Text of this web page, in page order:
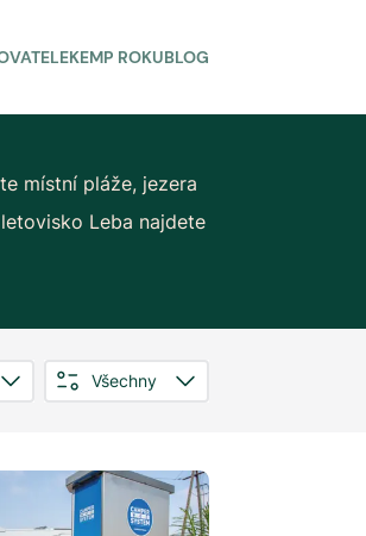
KEMP ROKUBLOG
místní pláže, jezera
Leba najdete
Všechny